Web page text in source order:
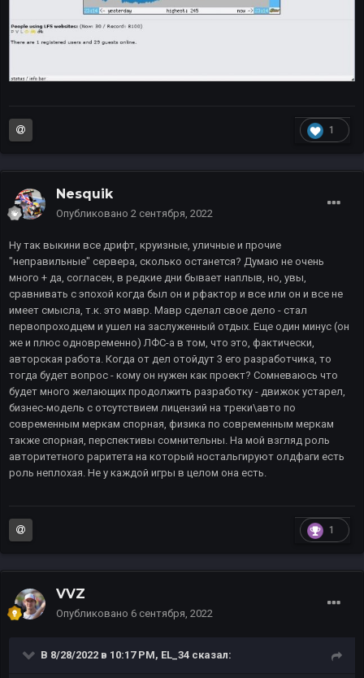
1
Nesquik
Опубликовано 2 сентября, 2022
Ну так выкини все дрифт, круизные, уличные и прочие
"неправильные" сервера, сколько останется? Думаю не очень
много + да, согласен, в редкие дни бывает наплыв, но, увы,
сравнивать с эпохой когда был он и рфактор и все или он и все не
имеет смысла, т.к. это мавр. Мавр сделал свое дело - стал
первопроходцем и ушел на заслуженный отдых. Еще один минус (он
же и плюс одновременно) ЛФС-а в том, что это, фактически,
авторская работа. Когда от дел отойдут 3 его разработчика, то
тогда будет вопрос - кому он нужен как проект? Сомневаюсь что
будет много желающих продолжить разработку - движок устарел,
бизнес-модель с отсутствием лицензий на треки\авто по
современным меркам спорная, физика по современным меркам
также спорная, перспективы сомнительны. На мой взгляд роль
авторитетного раритета на который ностальгируют олдфаги есть
роль неплохая. Не у каждой игры в целом она есть.
1
VVZ
Опубликовано 6 сентября, 2022
В 8/28/2022 в 10:17 PM, EL_34 сказал: